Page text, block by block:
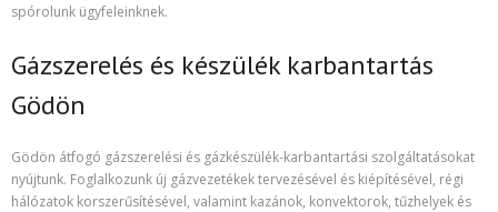
spórolunk ügyfeleinknek.
Gázszerelés és készülék karbantartás
Gödön
Gödön átfogó gázszerelési és gázkészülék-karbantartási szolgáltatásokat
nyújtunk. Foglalkozunk új gázvezetékek tervezésével és kiépítésével, régi
hálózatok korszerűsítésével, valamint kazánok, konvektorok, tűzhelyek és